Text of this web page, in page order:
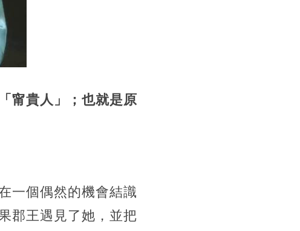
甯貴人」；也就是原
一個偶然的機會結識
郡王遇見了她，並把